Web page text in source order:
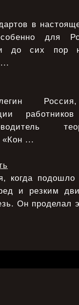
в
для
до сих пор
Россия,
«Кон ...
подошло
и резким
Он проделал